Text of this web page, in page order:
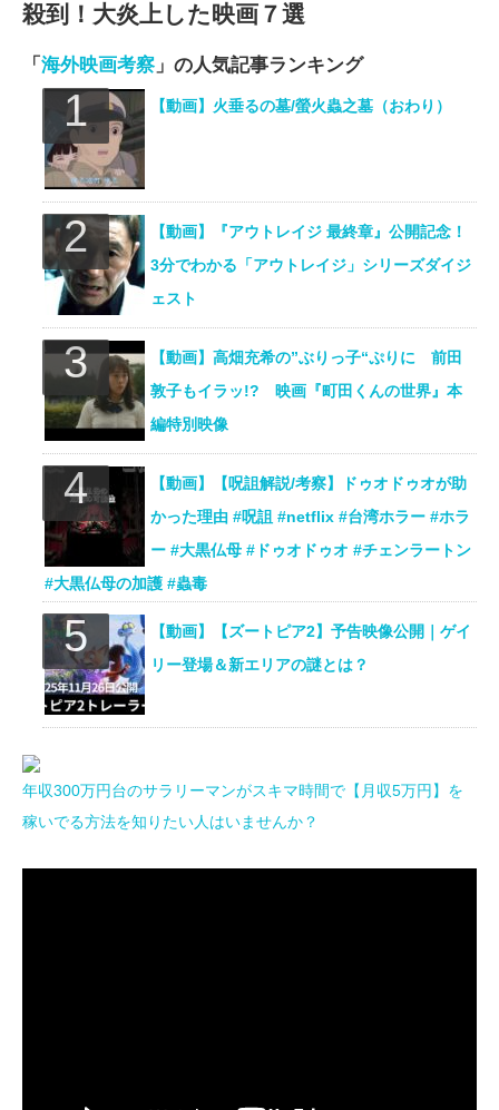
殺到！大炎上した映画７選
「 海外映画考察 」の人気記事ランキング
【動画】火垂るの墓/螢火蟲之墓（おわり）
【動画】『アウトレイジ 最終章』公開記念！
3分でわかる「アウトレイジ」シリーズダイジ
ェスト
【動画】高畑充希の”ぶりっ子“ぷりに 前田
敦子もイラッ!? 映画『町田くんの世界』本
編特別映像
【動画】【呪詛解説/考察】ドゥオドゥオが助
かった理由 #呪詛 #netflix #台湾ホラー #ホラ
ー #大黒仏母 #ドゥオドゥオ #チェンラートン
#大黒仏母の加護 #蟲毒
【動画】【ズートピア2】予告映像公開｜ゲイ
リー登場＆新エリアの謎とは？
年収300万円台のサラリーマンがスキマ時間で【月収5万円】を
稼いでる方法を知りたい人はいませんか？